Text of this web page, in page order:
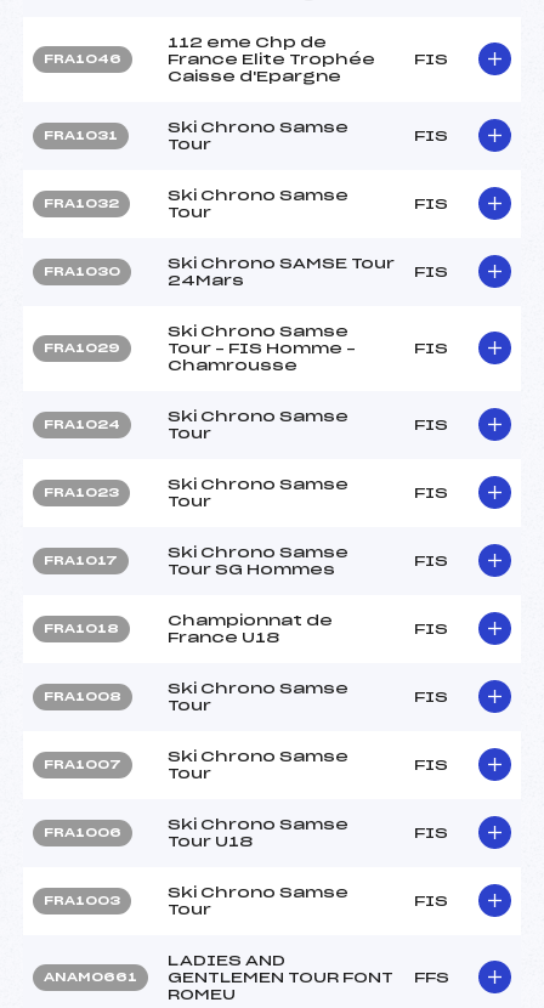
FRA1046
112 eme Chp de
France Elite Trophée
Caisse d'Epargne
FIS
FRA1031
Ski Chrono Samse
Tour
FIS
FRA1032
Ski Chrono Samse
Tour
FIS
FRA1030
Ski Chrono SAMSE Tour
24Mars
FIS
FRA1029
Ski Chrono Samse
Tour – FIS Homme –
Chamrousse
FIS
FRA1024
Ski Chrono Samse
Tour
FIS
FRA1023
Ski Chrono Samse
Tour
FIS
FRA1017
Ski Chrono Samse
Tour SG Hommes
FIS
FRA1018
Championnat de
France U18
FIS
FRA1008
Ski Chrono Samse
Tour
FIS
FRA1007
Ski Chrono Samse
Tour
FIS
FRA1006
Ski Chrono Samse
Tour U18
FIS
FRA1003
Ski Chrono Samse
Tour
FIS
ANAM0661
LADIES AND
GENTLEMEN TOUR FONT
ROMEU
FFS